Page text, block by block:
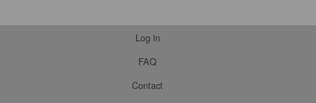
Log in
FAQ
Contact